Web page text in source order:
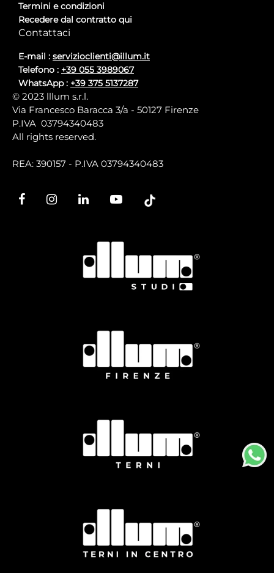
Termini e condizioni
Recedere dal contratto qui
Contattaci
E-mail : servizioclienti@illum.it
Telefono : +39 055 3989067
WhatsApp : +39 375 5137287
© 2023 lllum s.r.l.
Via Francesco Baracca 3/a - 50127 Firenze
P.IVA 03794340483
All rights reserved.
REA: 390157 - P.IVA 03794340483